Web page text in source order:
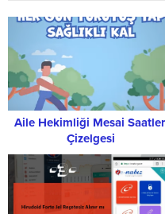
Aile Hekimliği Mesai
Çizelgesi